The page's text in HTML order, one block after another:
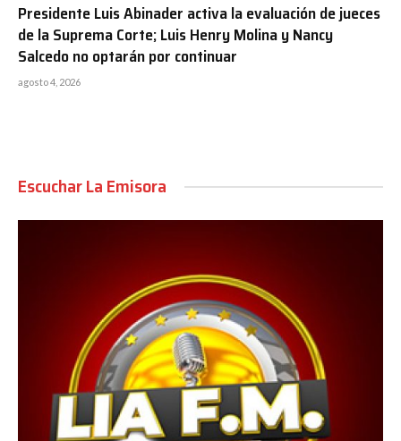
Presidente Luis Abinader activa la evaluación de jueces
de la Suprema Corte; Luis Henry Molina y Nancy
Salcedo no optarán por continuar
agosto 4, 2026
Escuchar La Emisora